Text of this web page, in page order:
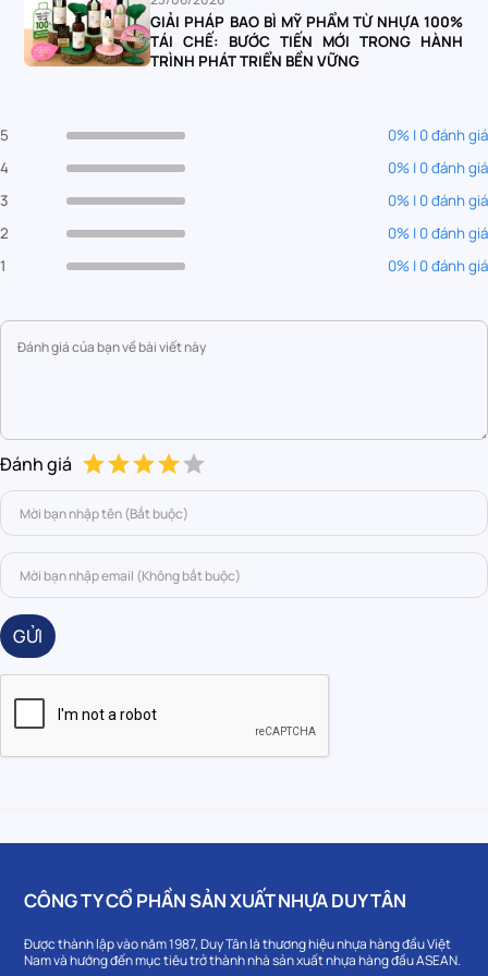
GIẢI PHÁP BAO BÌ MỸ PHẨM TỪ NHỰA 100%
TÁI CHẾ: BƯỚC TIẾN MỚI TRONG HÀNH
TRÌNH PHÁT TRIỂN BỀN VỮNG
5
0% | 0 đánh giá
4
0% | 0 đánh giá
3
0% | 0 đánh giá
2
0% | 0 đánh giá
1
0% | 0 đánh giá
Đánh giá
GỬI
CÔNG TY CỔ PHẦN SẢN XUẤT NHỰA DUY TÂN
Được thành lập vào năm 1987, Duy Tân là thương hiệu nhựa hàng đầu Việt
Nam và hướng đến mục tiêu trở thành nhà sản xuất nhựa hàng đầu ASEAN.